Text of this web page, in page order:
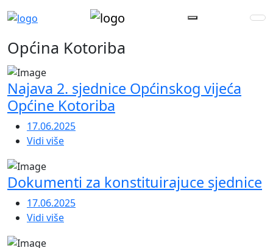
Općina Kotoriba
Najava 2. sjednice Općinskog vijeća
Općine Kotoriba
17.06.2025
Vidi više
Dokumenti za konstituirajuce sjednice
17.06.2025
Vidi više